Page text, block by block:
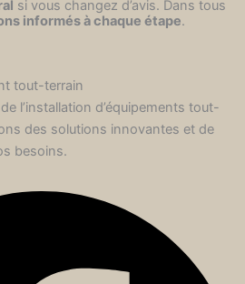
si vous changez d’avis. Dans tous
informés à chaque étape.
tout-terrain
l’installation d’équipements tout-
des solutions innovantes et de
besoins.